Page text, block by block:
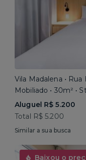
Vila Madalena • Rua
Mobiliado • 30m² •
Aluguel R$ 5.200
Total R$ 5.200
Similar a sua busca
Baixou o